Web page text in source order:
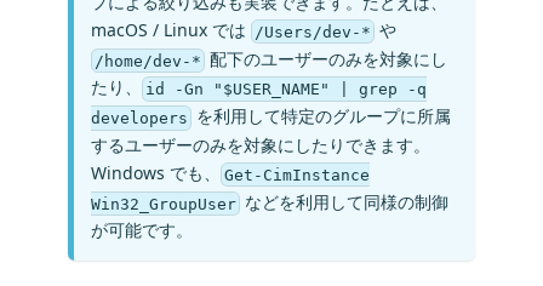
macOS / Linux では
/Users/dev-* や
/home/dev-* 配下のユーザーのみを対象にし
たり、
id -Gn "$USER_NAME" | grep -q
developers を利用して特定のグループに所属
するユーザーのみを対象にしたりできます。
Windows でも、
Get-CimInstance
Win32_GroupUserなどを利用して同様の制御
が可能です。